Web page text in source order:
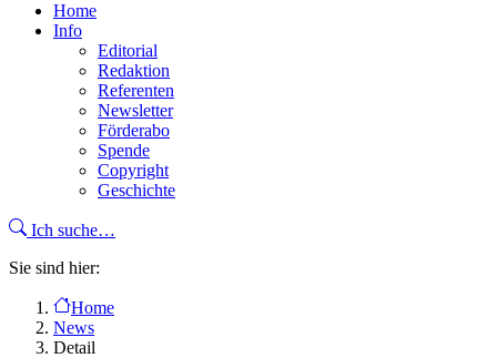
Home
Info
Editorial
Redaktion
Referenten
Newsletter
Förderabo
Spende
Copyright
Geschichte
Ich suche…
Sie sind hier:
Home
News
Detail